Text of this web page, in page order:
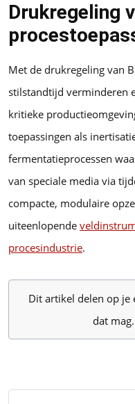
Drukregeling
Met de drukregeling van
stilstandtijd verminderen
kritieke
toepassingen als
fermentatieprocessen
van speciale media via
compacte, modulaire
uiteenlopende
procesindustrie.
Dit artikel delen op je
dat mag.